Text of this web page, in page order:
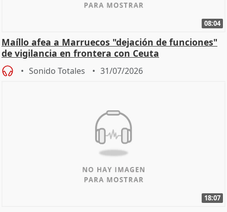
08:04
Maíllo afea a Marruecos "dejación de funciones"
de vigilancia en frontera con Ceuta
Sonido Totales 31/07/2026
18:07